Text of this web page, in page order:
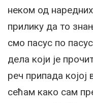
неком од
прилику да то
смо пасус по
дела који је
реч припада
сећам како сам